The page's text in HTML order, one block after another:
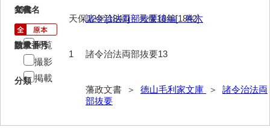
御新宅日記
福間隆廉自記
13
文書名
諸令治法両部抜要後編 巻六
請求番号
諸令治法両部抜要13
分類
藩政文書 ＞ 徳山毛利家文庫 ＞ 諸令治法両
部抜要
年代
天保12年[1841]～天保13年[1842]
数量
1
閲覧
撮影
掲載